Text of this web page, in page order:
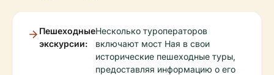
Пешеходные
экскурсии:
Несколько туроператоров
включают мост Ная в свои
исторические пешеходные туры,
предоставляя информацию о его